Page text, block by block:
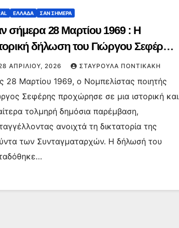
ΕΛΛΑΔΑ ΣΑΝ ΣΗΜΕΡΑ
σήμερα 28 Μαρτίου 1969 : Η
δήλωση του Γιώργου Σεφέρη
της χούντας
ΑΠΡΙΛΊΟΥ, 2026 ΣΤΑΥΡΟΎΛΑ ΠΟΝΤΙΚΆΚΗ
28 Μαρτίου 1969, ο Νομπελίστας ποιητής
Σεφέρης προχώρησε σε μια ιστορική και
τολμηρή δημόσια παρέμβαση,
ανοιχτά τη δικτατορία της
των Συνταγματαρχών. Η δήλωσή του